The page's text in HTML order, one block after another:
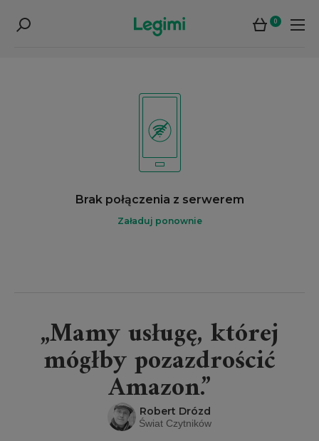
0
Brak połączenia z serwerem
Załaduj ponownie
„Mamy usługę, której
mógłby pozazdrościć
Amazon.”
Robert Drózd
Świat Czytników